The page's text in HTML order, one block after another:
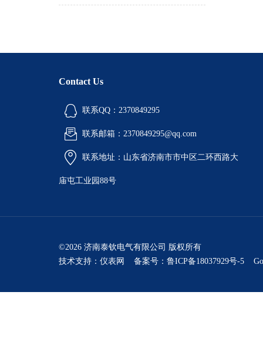
Contact Us
联系QQ：2370849295
联系邮箱：2370849295@qq.com
联系地址：山东省济南市市中区二环西路大
庙屯工业园88号
©2026 济南泰钦电气有限公司 版权所有
技术支持： 仪表网 备案号：鲁ICP备18037929号-5